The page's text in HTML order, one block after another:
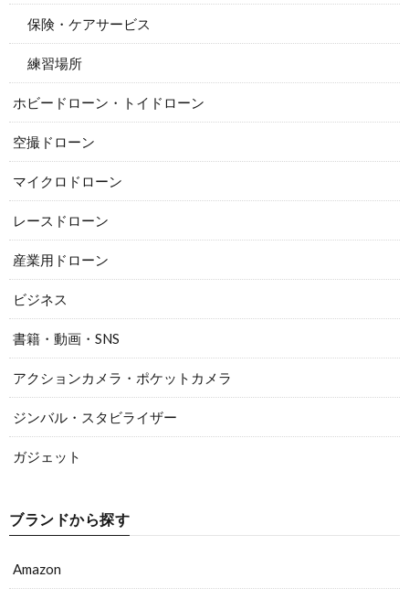
保険・ケアサービス
練習場所
ホビードローン・トイドローン
空撮ドローン
マイクロドローン
レースドローン
産業用ドローン
ビジネス
書籍・動画・SNS
アクションカメラ・ポケットカメラ
ジンバル・スタビライザー
ガジェット
ブランドから探す
Amazon